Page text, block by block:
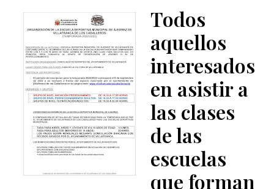
Todos
aquellos
interesados
en asistir a
las clases
de las
escuelas
que forman